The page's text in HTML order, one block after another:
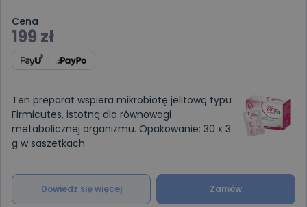
Cena
199 zł
Ten preparat wspiera mikrobiotę jelitową typu
Firmicutes, istotną dla równowagi
metabolicznej organizmu. Opakowanie: 30 x 3
g w saszetkach.
Dowiedz się więcej Zamów